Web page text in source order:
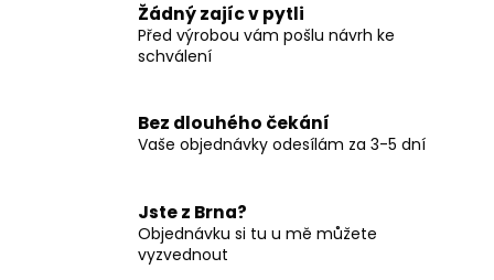
Žádný zajíc v pytli
Před výrobou vám pošlu návrh ke
schválení
Bez dlouhého čekání
Vaše objednávky odesílám za 3-5 dní
Jste z Brna?
Objednávku si tu u mě můžete
vyzvednout